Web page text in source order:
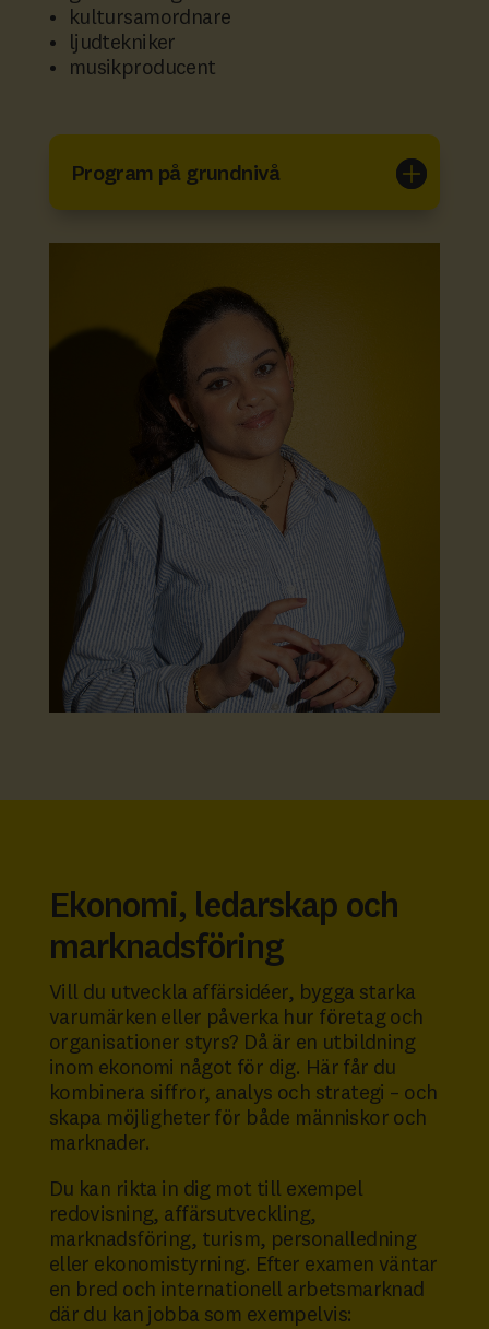
kultursamordnare
ljudtekniker
musikproducent
Program på grundnivå
Ekonomi, ledarskap och
marknadsföring
Vill du utveckla affärsidéer, bygga starka
varumärken eller påverka hur företag och
organisationer styrs? Då är en utbildning
inom ekonomi något för dig. Här får du
kombinera siffror, analys och strategi – och
skapa möjligheter för både människor och
marknader.
Du kan rikta in dig mot till exempel
redovisning, affärsutveckling,
marknadsföring, turism, personalledning
eller ekonomistyrning. Efter examen väntar
en bred och internationell arbetsmarknad
där du kan jobba som exempelvis: